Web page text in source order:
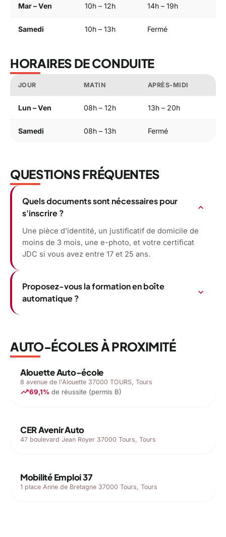
Mar – Ven 10h – 12h 14h – 19h
Samedi 10h – 13h Fermé
HORAIRES DE CONDUITE
JOUR MATIN APRÈS-MIDI
Lun – Ven 08h – 12h 13h – 20h
Samedi 08h – 13h Fermé
QUESTIONS FRÉQUENTES
Quels documents sont nécessaires pour
s'inscrire ?
expand_more
Une pièce d'identité, un justificatif de domicile de
moins de 3 mois, une e-photo, et votre certificat
JDC si vous avez entre 17 et 25 ans.
Proposez-vous la formation en boîte
automatique ?
expand_more
AUTO-ÉCOLES À PROXIMITÉ
Alouette Auto-école
8 avenue de l'Alouette 37000 TOURS, Tours
trending_up69,1% de réussite (permis B)
CER Avenir Auto
47 boulevard Jean Royer 37000 Tours, Tours
Mobilité Emploi 37
1 place Anne de Bretagne 37000 Tours, Tours